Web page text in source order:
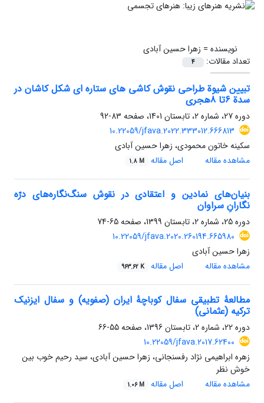
نویسنده = زهرا حسین آبادی
تعداد مقالات:
4
تبیین شیوة طراحی نقوش کاشی های ستاره ای شکل کاشان در
سدة 6تا 8هجری
دوره 27، شماره 2، تابستان 1401، صفحه
83-92
10.22059/jfava.2022.333012.666813
سکینه خاتون محمودی، زهرا حسین آبادی
مشاهده مقاله
اصل مقاله 1.8 M
بنیان‌های نمادین و اعتقادی در نقوش سنگ‌نگاره‌های درّه
نگارانِ سراوان
دوره 25، شماره 2، تابستان 1399، صفحه
65-74
10.22059/jfava.2020.260194.665980
زهرا حسین آبادی
مشاهده مقاله
اصل مقاله 963.62 K
مطالعۀ تطبیقی سفال کوباچۀ ایران (صفویه) و سفال ایزنیک
ترکیه (عثمانی)
دوره 22، شماره 2، تابستان 1396، صفحه
55-66
10.22059/jfava.2017.62400
زهره ابراهیمی نژاد رفسنجانی، زهرا حسین آبادی، سید رحیم خوب بین
خوش نظر
مشاهده مقاله
اصل مقاله 1.06 M